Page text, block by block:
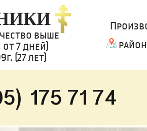
выше
7 дней)
(27 лет)
175 71 74